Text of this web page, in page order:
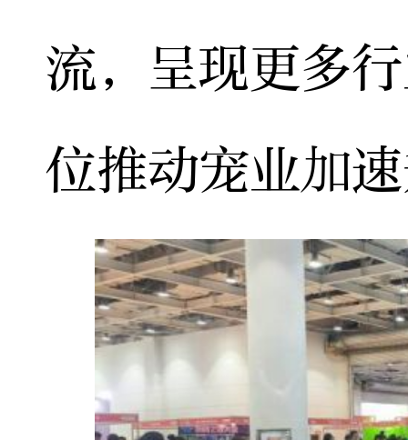
流，呈现更多
位推动宠业加